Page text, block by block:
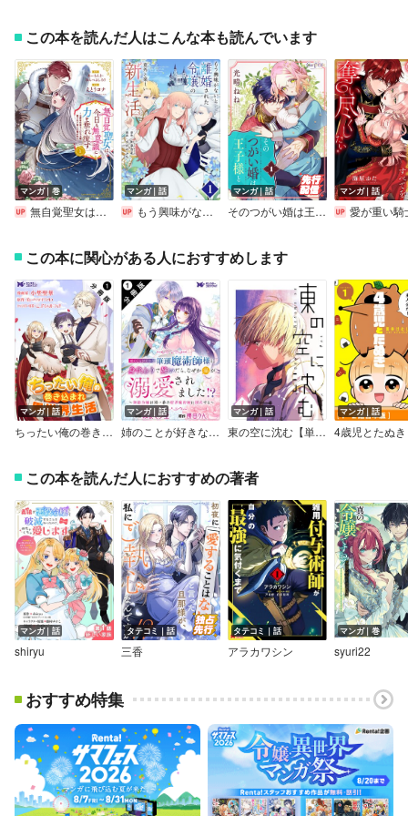
この本を読んだ人はこんな本も読んでいます
マンガ｜巻
無自覚聖女は今日も無意識に力を垂れ流す ～公爵家の落ちこぼれ令嬢、嫁ぎ先で幸せを掴み取る～
マンガ｜話
もう興味がないと離婚された令嬢の意外と楽しい新生活【単話】
マンガ｜話
そのつがい婚は王子様と
マンガ｜話
愛が重い騎士公爵は、追放令嬢のすべてを奪い尽
この本に関心がある人におすすめします
マンガ｜話
ちったい俺の巻き込まれ異世界生活（コミック） 分冊版
マンガ｜話
姉のことが好きな筆頭魔術師様に身代わりで嫁いだら、なぜか私が溺愛されました！？ ～無能令嬢は国一番の結界魔術師に開花する～（コミック） 分冊版
マンガ｜話
東の空に沈む【単話版】
マンガ｜話
4歳児とたぬき
この本を読んだ人におすすめの著者
マンガ｜話
shiryu
タテコミ｜話
三香
タテコミ｜話
アラカワシン
マンガ｜巻
syuri22
おすすめ特集